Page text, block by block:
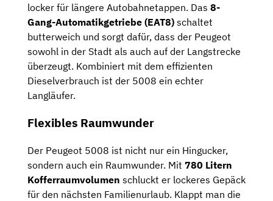
locker für längere Autobahnetappen. Das 8-
Gang-Automatikgetriebe (EAT8) schaltet
butterweich und sorgt dafür, dass der Peugeot
sowohl in der Stadt als auch auf der Langstrecke
überzeugt. Kombiniert mit dem effizienten
Dieselverbrauch ist der 5008 ein echter
Langläufer.
Flexibles Raumwunder
Der Peugeot 5008 ist nicht nur ein Hingucker,
sondern auch ein Raumwunder. Mit 780 Litern
Kofferraumvolumen schluckt er lockeres Gepäck
für den nächsten Familienurlaub. Klappt man die